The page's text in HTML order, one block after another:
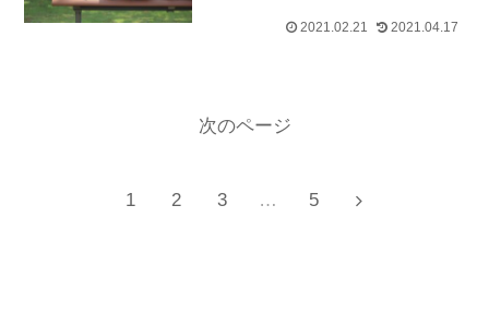
2021.02.21 2021.04.17
次のページ
1 2 3 … 5
次